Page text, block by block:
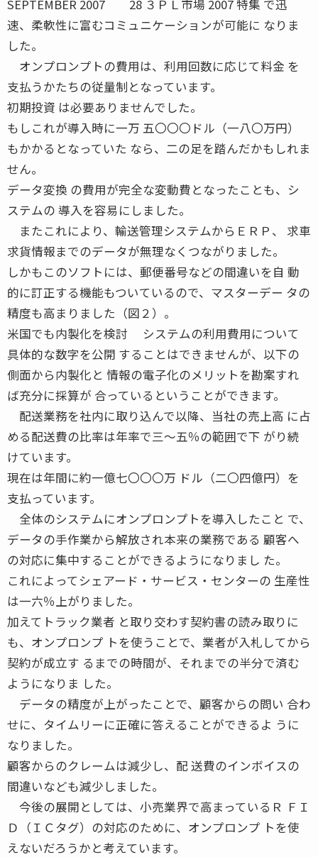
SEPTEMBER 2007 28 ３ＰＬ市場 2007 特集 で迅
速、柔軟性に富むコミュニケーションが可能に なりま
した。
オンプロンプトの費用は、利用回数に応じて料金 を
支払うかたちの従量制となっています。
初期投資 は必要ありませんでした。
もしこれが導入時に一万 五〇〇〇ドル（一八〇万円）
もかかるとなっていた なら、二の足を踏んだかもしれま
せん。
データ変換 の費用が完全な変動費となったことも、シ
ステムの 導入を容易にしました。
またこれにより、輸送管理システムからＥＲＰ、 求車
求貨情報までのデータが無理なくつながりました。
しかもこのソフトには、郵便番号などの間違いを自 動
的に訂正する機能もついているので、マスターデー タの
精度も高まりました（図２）。
米国でも内製化を検討 システムの利用費用について
具体的な数字を公開 することはできませんが、以下の
側面から内製化と 情報の電子化のメリットを勘案すれ
ば充分に採算が 合っているということができます。
配送業務を社内に取り込んで以降、当社の売上高 に占
める配送費の比率は年率で三〜五％の範囲で下 がり続
けています。
現在は年間に約一億七〇〇〇万 ドル（二〇四億円）を
支払っています。
全体のシステムにオンプロンプトを導入したこと で、
データの手作業から解放され本来の業務である 顧客へ
の対応に集中することができるようになりまし た。
これによってシェアード・サービス・センターの 生産性
は一六％上がりました。
加えてトラック業者 と取り交わす契約書の読み取りに
も、オンプロンプ トを使うことで、業者が入札してから
契約が成立す るまでの時間が、それまでの半分で済む
ようになりま した。
データの精度が上がったことで、顧客からの問い 合わ
せに、タイムリーに正確に答えることができるよ うに
なりました。
顧客からのクレームは減少し、配 送費のインボイスの
間違いなども減少しました。
今後の展開としては、小売業界で高まっているＲ ＦＩ
Ｄ（ＩＣタグ）の対応のために、オンプロンプ トを使
えないだろうかと考えています。